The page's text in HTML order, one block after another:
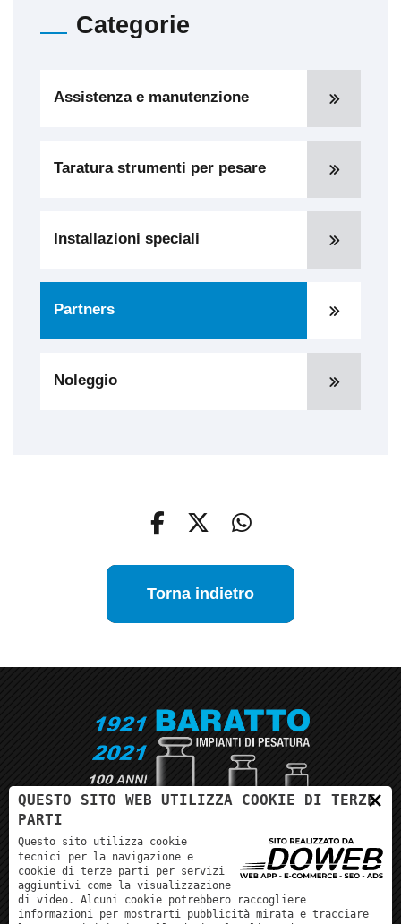
Categorie
Assistenza e manutenzione
Taratura strumenti per pesare
Installazioni speciali
Partners
Noleggio
Torna indietro
Da oltre un secolo, la nostra esperienza per i tuoi
strumenti per pesare!
×
QUESTO SITO WEB UTILIZZA COOKIE DI TERZE
PARTI
Questo sito utilizza cookie
tecnici per la navigazione e
cookie di terze parti per servizi
aggiuntivi come la visualizzazione
di video. Alcuni cookie potrebbero raccogliere
informazioni per mostrarti pubblicità mirata e tracciare